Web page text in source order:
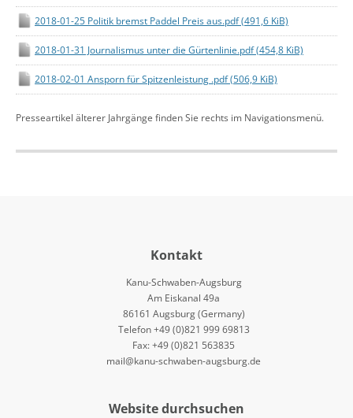
2018-01-25 Politik bremst Paddel Preis aus.pdf(491,6 KiB)
2018-01-31 Journalismus unter die Gürtenlinie.pdf(454,8 KiB)
2018-02-01 Ansporn für Spitzenleistung .pdf(506,9 KiB)
Presseartikel älterer Jahrgänge finden Sie rechts im Navigationsmenü.
Kontakt
Kanu-Schwaben-Augsburg
Am Eiskanal 49a
86161 Augsburg (Germany)
Telefon +49 (0)821 999 69813
Fax: +49 (0)821 563835
mail@kanu-schwaben-augsburg.de
Website durchsuchen